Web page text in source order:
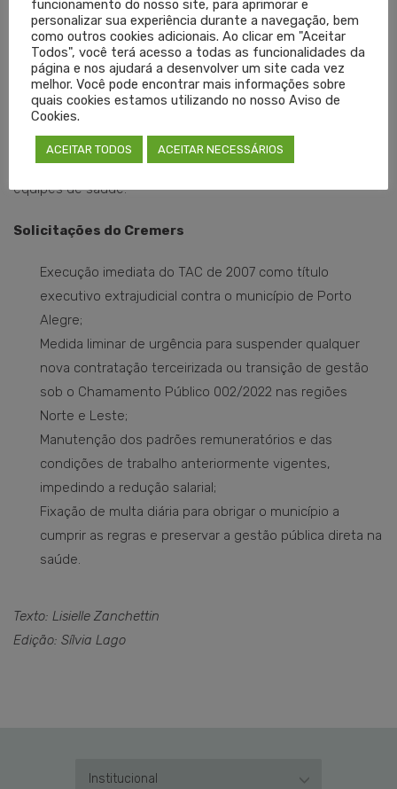
sobrecarga dos demais serviços de saúde”, afirma o vice-
presidente do Cremers, Eduardo Neubarth Trindade.
Diante desse cenário, o Cremers solicita aos Ministérios
Públicos a adoção das medidas cabíveis para assegurar o
cumprimento do TAC de 2007, avaliar a legalidade do
processo de transição da gestão e preservar as condições
necessárias para a manutenção da assistência e das
equipes de saúde.
Solicitações do Cremers
Execução imediata do TAC de 2007 como título
executivo extrajudicial contra o município de Porto
Alegre;
Medida liminar de urgência para suspender qualquer
nova contratação terceirizada ou transição de gestão
sob o Chamamento Público 002/2022 nas regiões
Norte e Leste;
Manutenção dos padrões remuneratórios e das
condições de trabalho anteriormente vigentes,
impedindo a redução salarial;
Fixação de multa diária para obrigar o município a
cumprir as regras e preservar a gestão pública direta na
saúde.
Texto: Lisielle Zanchettin
Edição: Sílvia Lago
Institucional
funcionamento do nosso site, para aprimorar e
personalizar sua experiência durante a navegação, bem
como outros cookies adicionais. Ao clicar em "Aceitar
Todos", você terá acesso a todas as funcionalidades da
página e nos ajudará a desenvolver um site cada vez
melhor. Você pode encontrar mais informações sobre
quais cookies estamos utilizando no nosso Aviso de
Cookies.
ACEITAR TODOS ACEITAR NECESSÁRIOS